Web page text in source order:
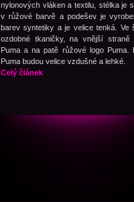
nylonových vláken a textilu, stélka je
v růžové barvě a podešev je
barev syntetiky a je velice tenká. Ve
ozdobné tkaničky, na vnější straně
Puma a na patě růžové logo Puma.
Puma budou velice vzdušné a lehké.
Celý článek